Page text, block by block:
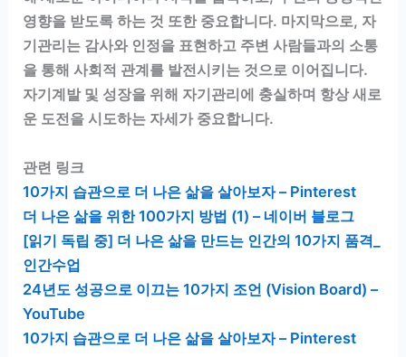
영향을 받도록 하는 것 또한 중요합니다. 마지막으로, 자
기관리는 감사와 인정을 표현하고 주변 사람들과의 소통
을 통해 사회적 관계를 발전시키는 것으로 이어집니다.
자기계발 및 성장을 위해 자기관리에 충실하며 항상 새로
운 도전을 시도하는 자세가 중요합니다.
관련 링크
10가지 습관으로 더 나은 삶을 살아보자 – Pinterest
더 나은 삶을 위한 100가지 방법 (1) – 네이버 블로그
[읽기 독립 중] 더 나은 삶을 만드는 인간의 10가지 품격_
인간수업
24년도 성공으로 이끄는 10가지 조언 (Vision Board) –
YouTube
10가지 습관으로 더 나은 삶을 살아보자 – Pinterest